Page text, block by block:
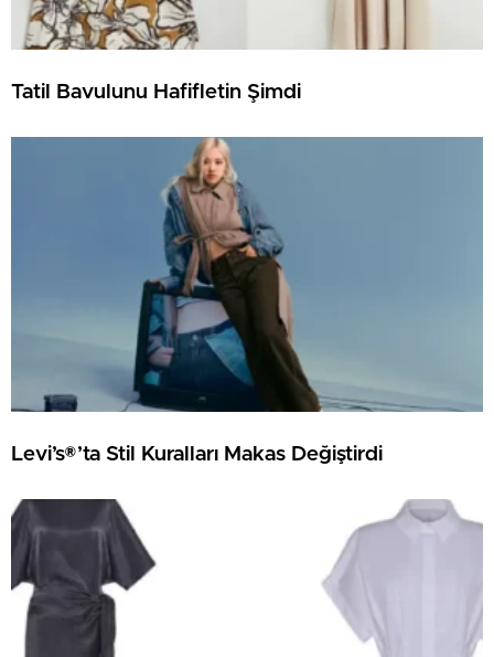
Tatil Bavulunu Hafifletin Şimdi
Levi’s®’ta Stil Kuralları Makas Değiştirdi